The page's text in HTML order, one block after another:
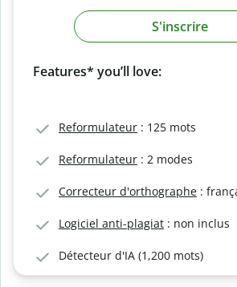
S'inscrire
Features* you’ll love:
Reformulateur : 125 mots
Reformulateur : 2 modes
Correcteur d'orthographe :
Logiciel anti-plagiat : non inclus
Détecteur d'IA (1,200 mots)